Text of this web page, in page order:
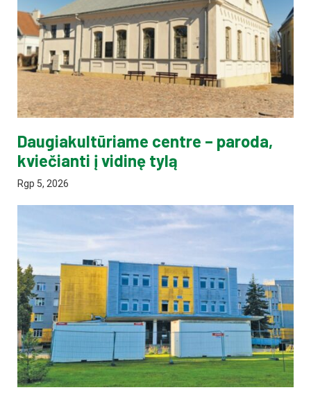
Daugiakultūriame centre – paroda,
kviečianti į vidinę tylą
Rgp 5, 2026